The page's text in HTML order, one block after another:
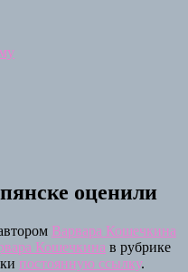
оценили
Варвара Кошечкина
Кошечкина в рубрике
постоянную ссылку.